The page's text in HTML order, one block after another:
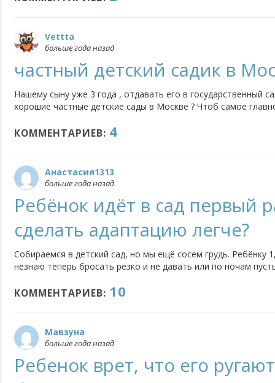
Vettta
больше года назад
частный детский садик в
Нашему сыну уже 3 года , отдавать его в государственный
хорошие частные детские сады в Москве ? Чтоб самое
КОММЕНТАРИЕВ: 4
Анастасия1313
больше года назад
Ребёнок идёт в сад первый
сделать адаптацию легче?
Собираемся в детский сад, но мы ещё сосем грудь. Ребёнку
незнаю теперь бросать резко и не давать или по ночам
начинать приём за две недели до сада. Поможет ли это от
КОММЕНТАРИЕВ: 10
Мавзуна
больше года назад
Ребенок врет, что его